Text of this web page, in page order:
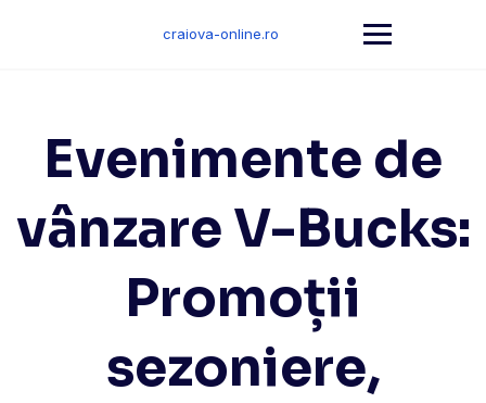
craiova-online.ro
Evenimente de
vânzare V-Bucks:
Promoții
sezoniere,